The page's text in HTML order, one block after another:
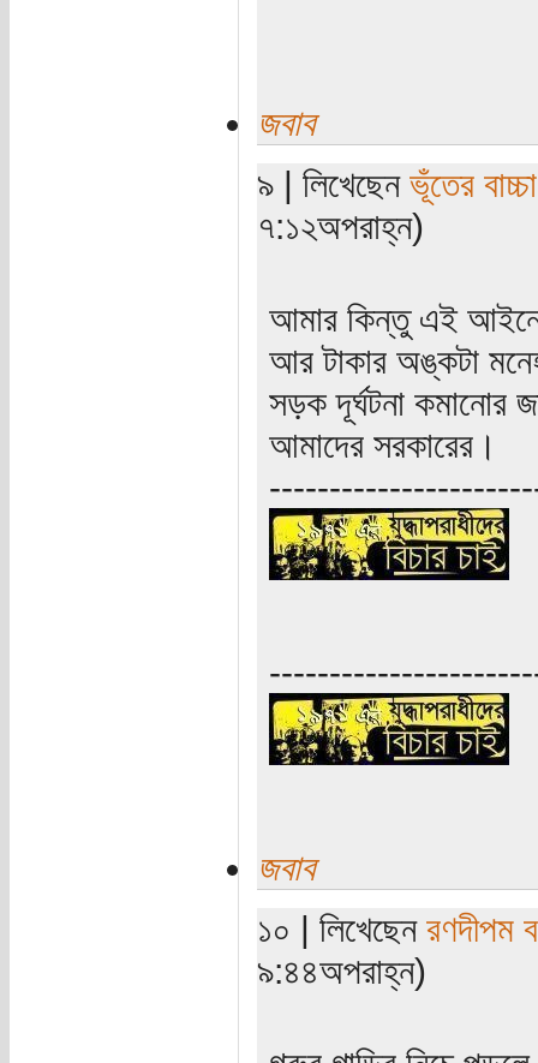
জবাব
৯ | লিখেছেন ভূঁতের বাচ্চা
৭:১২অপরাহ্ন)
আমার কিন্তু এই
আর টাকার অঙ্কটা
সড়ক দূর্ঘটনা কমানোর
আমাদের সরকারের।
জবাব
১০ | লিখেছেন রণদীপম
৯:৪৪অপরাহ্ন)